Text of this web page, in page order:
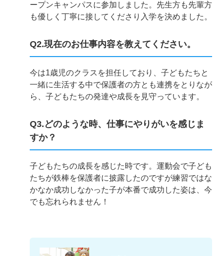
ープンキャンパスに参加しました。先生方も先輩方
も優しく丁寧に接してくださり入学を決めました。
Q2.現在のお仕事内容を教えてください。
今は1歳児のクラスを担任しており、子どもたちと
一緒に生活する中で保護者の方とも連携をとりなが
ら、子どもたちの発達や成長を見守っています。
Q3.どのような時、仕事にやりがいを感じま
すか？
子どもたちの成長を感じた時です。運動会で子ども
たちが鉄棒を保護者に披露したのですが練習ではな
かなか成功しなかった子が本番で成功した姿は、今
でも忘れられません！